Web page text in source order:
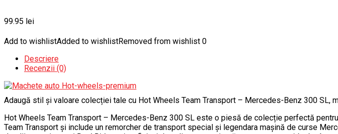
99.95 lei
Add to wishlistAdded to wishlistRemoved from wishlist 0
Descriere
Recenzii (0)
Adaugă stil și valoare colecției tale cu Hot Wheels Team Transport – Mercedes-Benz 300 SL,
Hot Wheels Team Transport – Mercedes-Benz 300 SL este o piesă de colecție perfectă
Team Transport și include un remorcher de transport special și legendara mașină de curse